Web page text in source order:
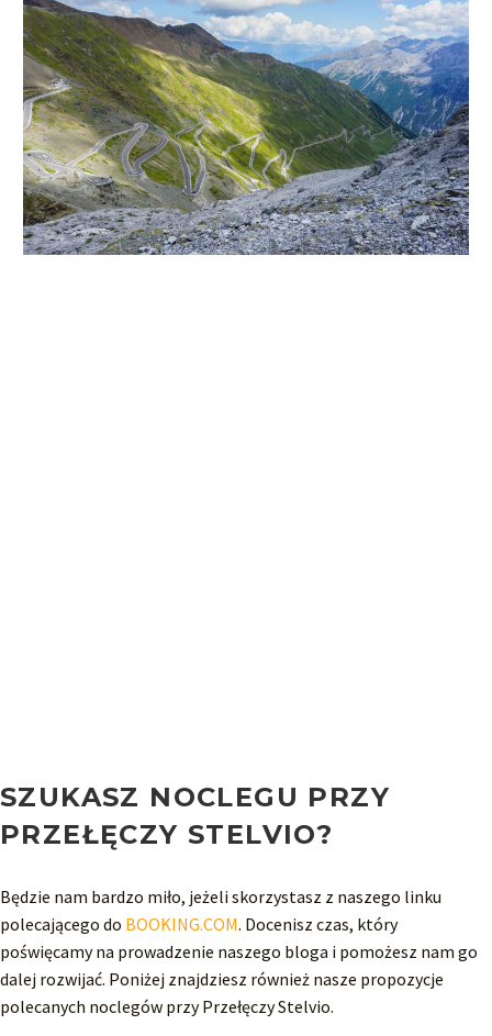
SZUKASZ NOCLEGU PRZY
PRZEŁĘCZY STELVIO?
Będzie nam bardzo miło, jeżeli skorzystasz z naszego linku
polecającego do BOOKING.COM. Docenisz czas, który
poświęcamy na prowadzenie naszego bloga i pomożesz nam go
dalej rozwijać. Poniżej znajdziesz również nasze propozycje
polecanych noclegów przy Przełęczy Stelvio.